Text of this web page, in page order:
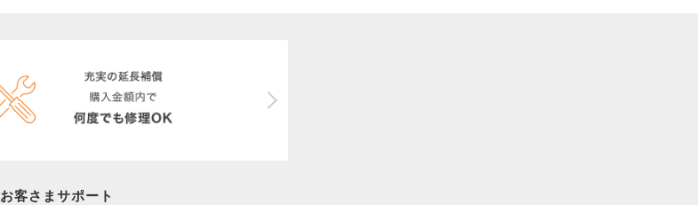
お客さまサポート